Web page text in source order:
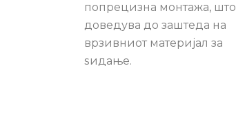
попрецизна монтажа, што
доведува до заштеда на
врзивниот материјал за
ѕидање.